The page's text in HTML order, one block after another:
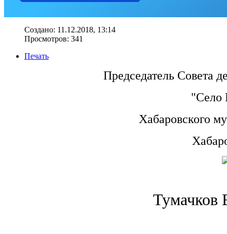
Создано: 11.12.2018, 13:14
Просмотров: 341
Печать
Председатель Совета
"Село
Хабаровского
Тумачков